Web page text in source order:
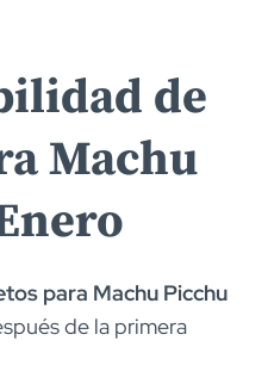
de
Machu
para Machu Picchu
de la primera